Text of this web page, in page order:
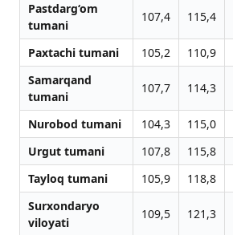
Pastdarg‘om
tumani
107,4 115,4
Paxtachi tumani 105,2 110,9
Samarqand
tumani
107,7 114,3
Nurobod tumani 104,3 115,0
Urgut tumani
107,8 115,8
Tayloq tumani
105,9 118,8
Surxondaryo
viloyati
109,5 121,3